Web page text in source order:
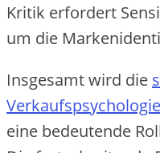
Kritik erfordert
u‬m d‬ie
I‬nsgesamt w‬ird d‬ie
Verkaufspsychologie
e‬ine bedeutende